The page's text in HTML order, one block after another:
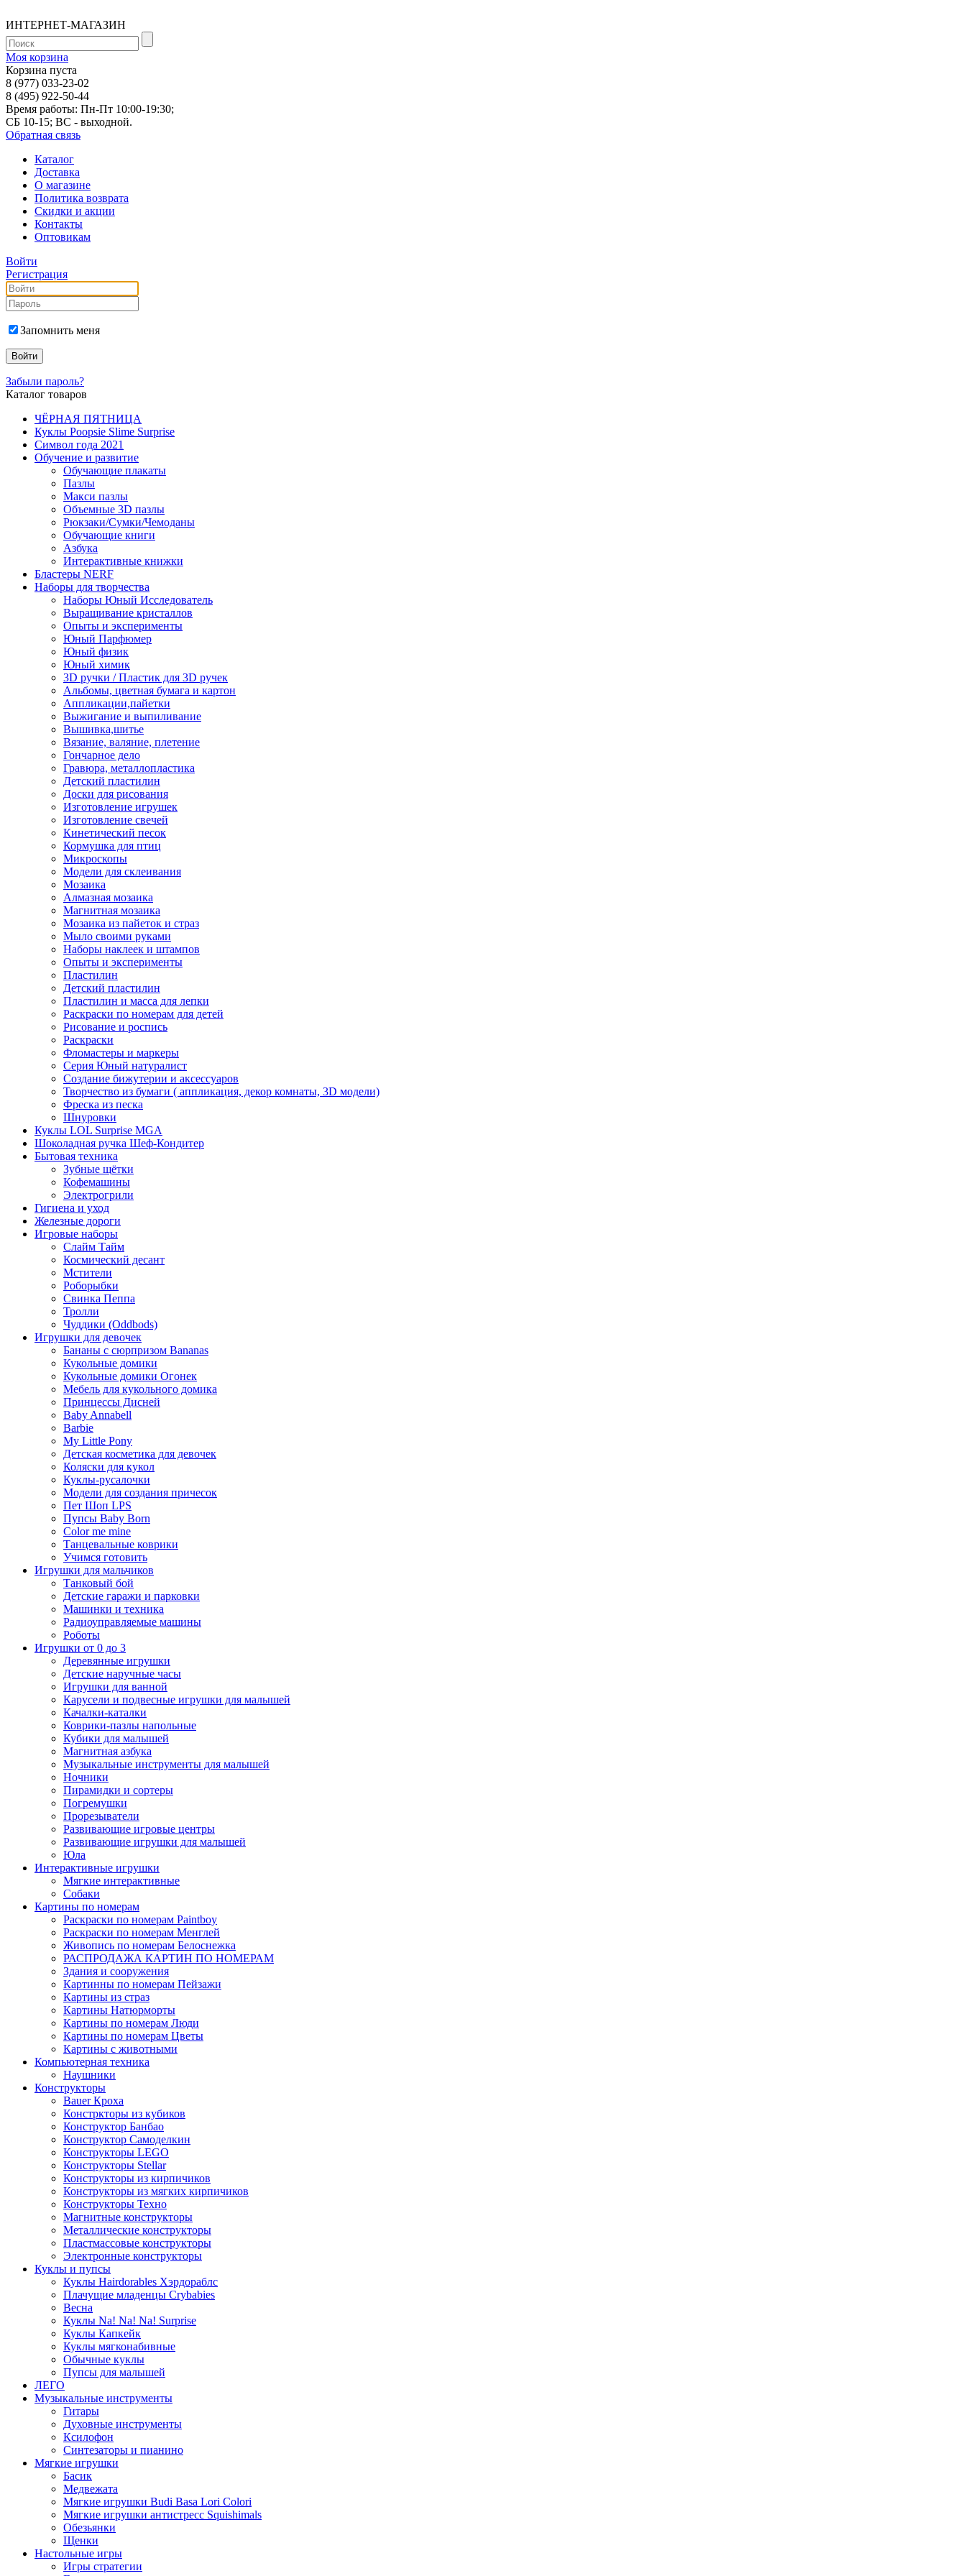
ИНТЕРНЕТ-МАГАЗИН
Моя корзина
Корзина пуста
8 (977) 033-23-02
8 (495) 922-50-44
Время работы: Пн-Пт 10:00-19:30;
СБ 10-15; ВС - выходной.
Обратная связь
Каталог
Доставка
О магазине
Политика возврата
Скидки и акции
Контакты
Оптовикам
Войти
Регистрация
Запомнить меня
Забыли пароль?
Каталог товаров
ЧЁРНАЯ ПЯТНИЦА
Куклы Poopsie Slime Surprise
Символ года 2021
Обучение и развитие
Обучающие плакаты
Пазлы
Макси пазлы
Объемные 3D пазлы
Рюкзаки/Сумки/Чемоданы
Обучающие книги
Азбука
Интерактивные книжки
Бластеры NERF
Наборы для творчества
Наборы Юный Исследователь
Выращивание кристаллов
Опыты и эксперименты
Юный Парфюмер
Юный физик
Юный химик
3D ручки / Пластик для 3D ручек
Альбомы, цветная бумага и картон
Аппликации,пайетки
Выжигание и выпиливание
Вышивка,шитье
Вязание, валяние, плетение
Гончарное дело
Гравюра, металлопластика
Детский пластилин
Доски для рисования
Изготовление игрушек
Изготовление свечей
Кинетический песок
Кормушка для птиц
Микроскопы
Модели для склеивания
Мозаика
Алмазная мозаика
Магнитная мозаика
Мозаика из пайеток и страз
Мыло своими руками
Наборы наклеек и штампов
Опыты и эксперименты
Пластилин
Детский пластилин
Пластилин и масса для лепки
Раскраски по номерам для детей
Рисование и роспись
Раскраски
Фломастеры и маркеры
Серия Юный натуралист
Создание бижутерии и аксессуаров
Творчество из бумаги ( аппликация, декор комнаты, 3D модели)
Фреска из песка
Шнуровки
Куклы LOL Surprise MGA
Шоколадная ручка Шеф-Кондитер
Бытовая техника
Зубные щётки
Кофемашины
Электрогрили
Гигиена и уход
Железные дороги
Игровые наборы
Слайм Тайм
Космический десант
Мстители
Роборыбки
Свинка Пеппа
Тролли
Чуддики (Oddbods)
Игрушки для девочек
Бананы с сюрпризом Bananas
Кукольные домики
Кукольные домики Огонек
Мебель для кукольного домика
Принцессы Дисней
Baby Annabell
Barbie
My Little Pony
Детская косметика для девочек
Коляски для кукол
Куклы-русалочки
Модели для создания причесок
Пет Шоп LPS
Пупсы Baby Born
Сolor me mine
Танцевальные коврики
Учимся готовить
Игрушки для мальчиков
Танковый бой
Детские гаражи и парковки
Машинки и техника
Радиоуправляемые машины
Роботы
Игрушки от 0 до 3
Деревянные игрушки
Детские наручные часы
Игрушки для ванной
Карусели и подвесные игрушки для малышей
Качалки-каталки
Коврики-пазлы напольные
Кубики для малышей
Магнитная азбука
Музыкальные инструменты для малышей
Ночники
Пирамидки и сортеры
Погремушки
Прорезыватели
Развивающие игровые центры
Развивающие игрушки для малышей
Юла
Интерактивные игрушки
Мягкие интерактивные
Собаки
Картины по номерам
Раскраски по номерам Paintboy
Раскраски по номерам Менглей
Живопись по номерам Белоснежка
РАСПРОДАЖА КАРТИН ПО НОМЕРАМ
Здания и сооружения
Картинны по номерам Пейзажи
Картины из страз
Картины Натюрморты
Картины по номерам Люди
Картины по номерам Цветы
Картины с животными
Компьютерная техника
Наушники
Конструкторы
Bauer Кроха
Констркторы из кубиков
Конструктор Банбао
Конструктор Самоделкин
Конструкторы LEGO
Конструкторы Stellar
Конструкторы из кирпичиков
Конструкторы из мягких кирпичиков
Конструкторы Техно
Магнитные конструкторы
Металлические конструкторы
Пластмассовые конструкторы
Электронные конструкторы
Куклы и пупсы
Куклы Hairdorables Хэрдораблс
Плачущие младенцы Crybabies
Весна
Куклы Na! Na! Na! Surprise
Куклы Капкейк
Куклы мягконабивные
Обычные куклы
Пупсы для малышей
ЛЕГО
Музыкальные инструменты
Гитары
Духовные инструменты
Ксилофон
Синтезаторы и пианино
Мягкие игрушки
Басик
Медвежата
Мягкие игрушки Budi Basa Lori Colori
Мягкие игрушки антистресс Squishimals
Обезьянки
Щенки
Настольные игры
Игры стратегии